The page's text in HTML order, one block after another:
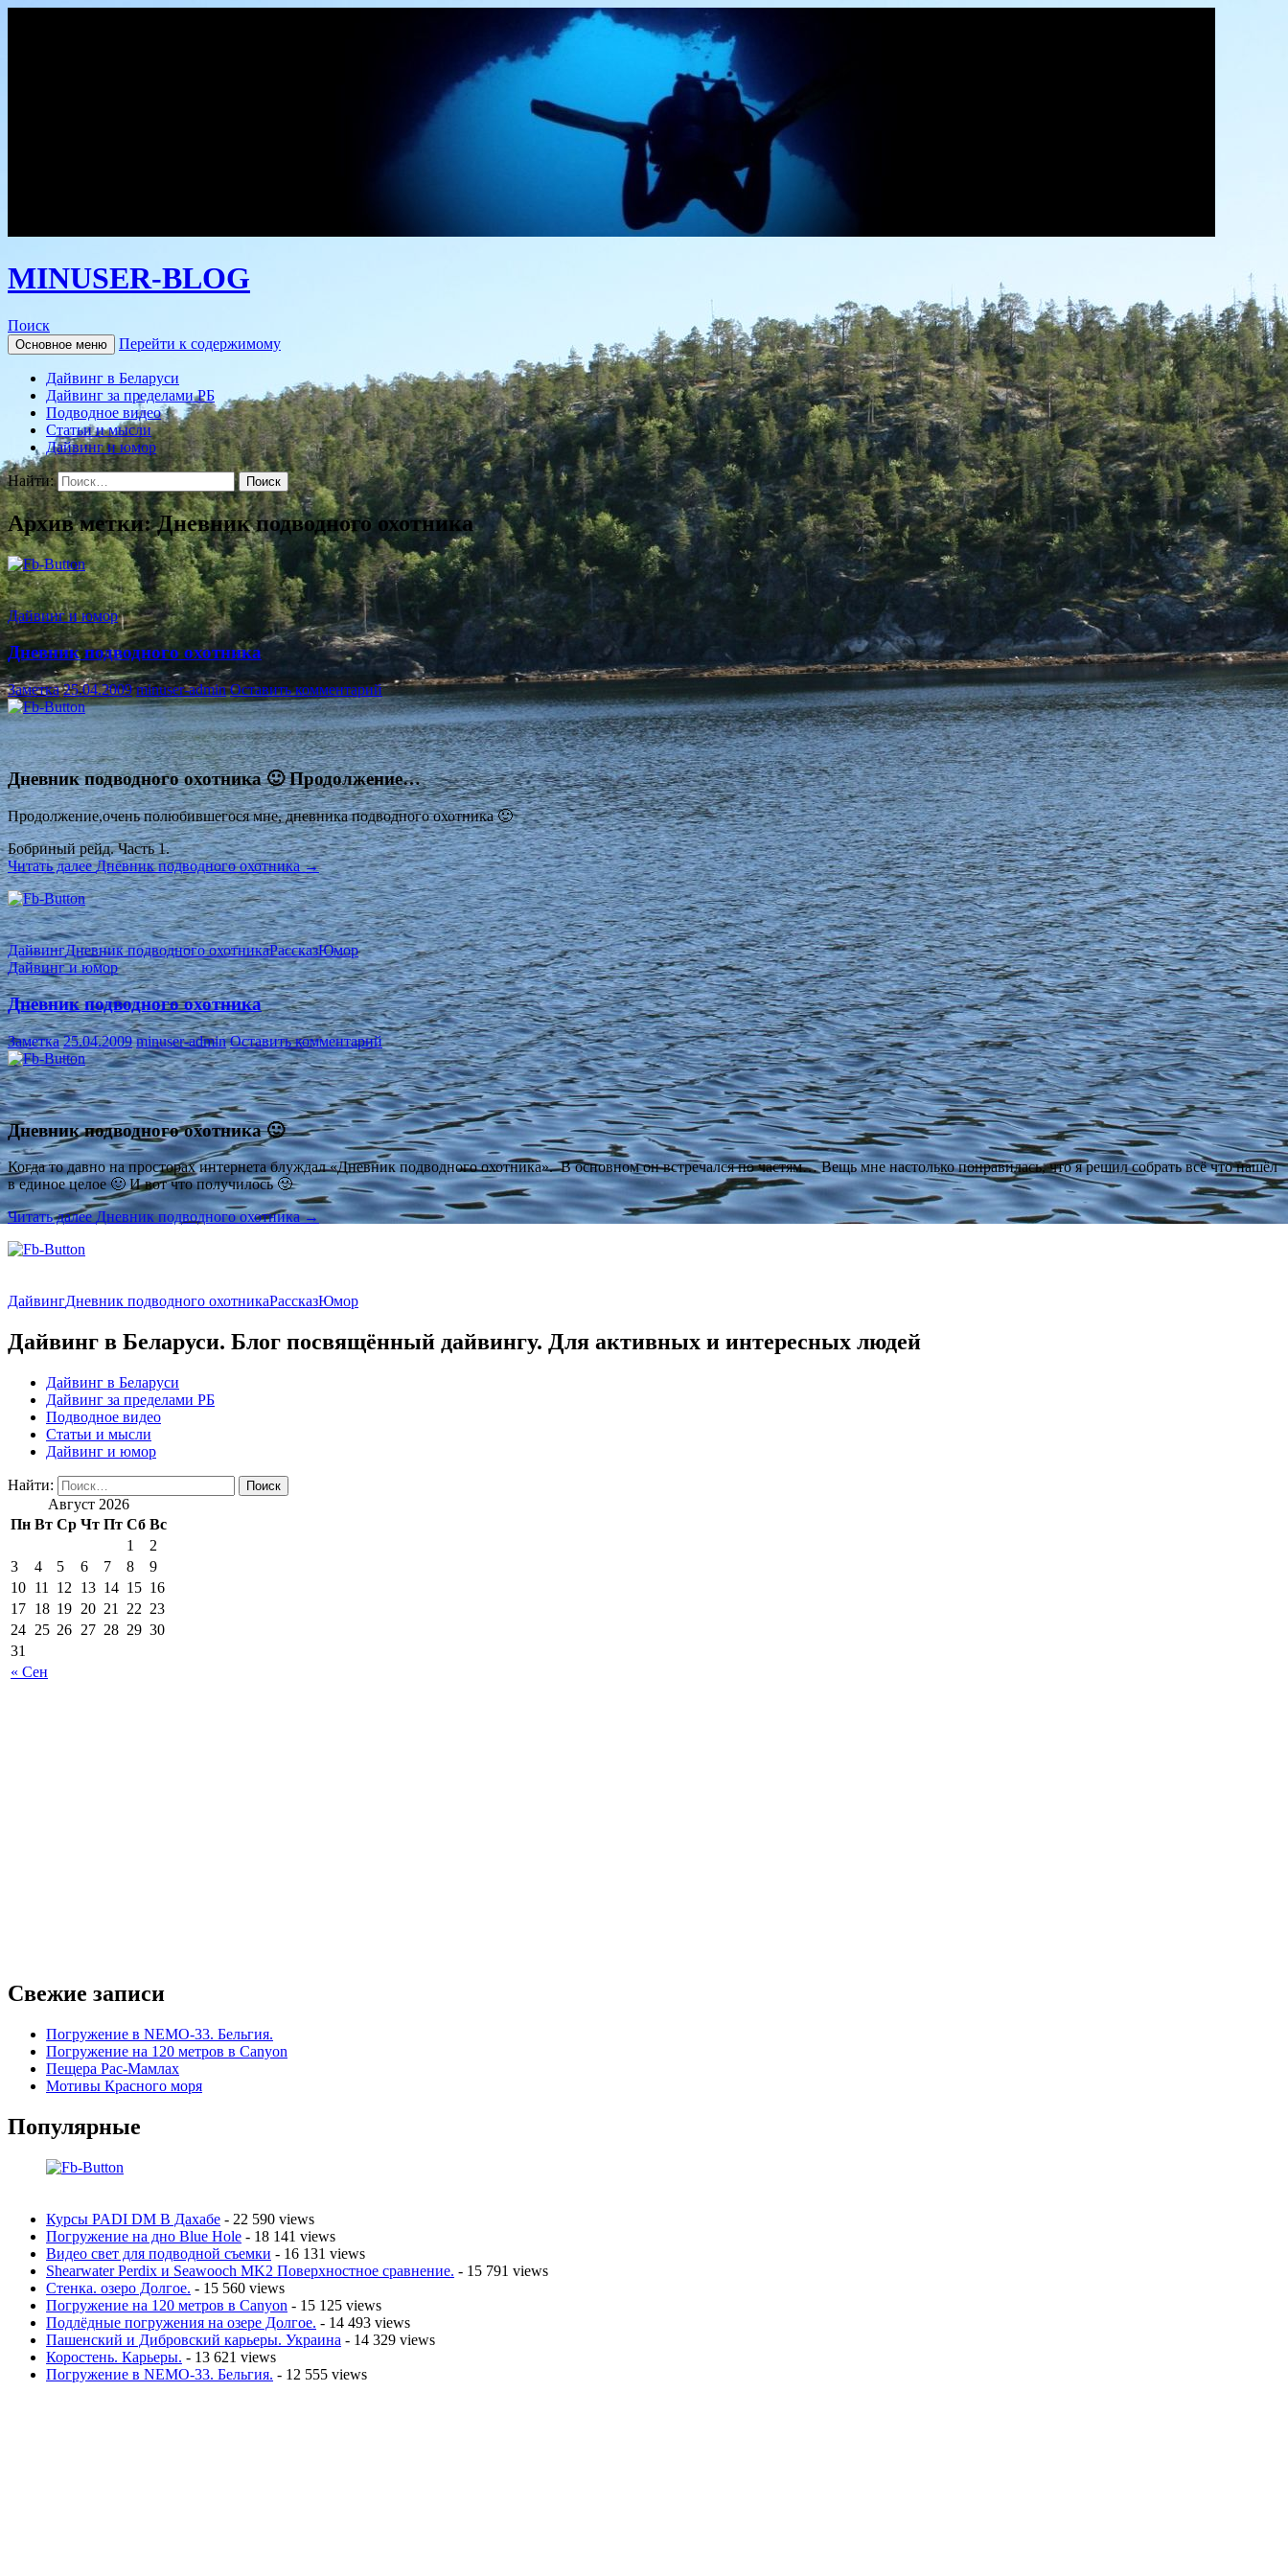
MINUSER-BLOG
Поиск
Основное меню Перейти к содержимому
Дайвинг в Беларуси
Дайвинг за пределами РБ
Подводное видео
Статьи и мысли
Дайвинг и юмор
Найти:
Архив метки: Дневник подводного охотника
Дайвинг и юмор
Дневник подводного охотника
Заметка 25.04.2009 minuser-admin Оставить комментарий
Дневник подводного охотника 🙂 Продолжение…
Продолжение,очень полюбившегося мне, дневника подводного охотника 🙂
Бобриный рейд. Часть 1.
Читать далееДневник подводного охотника →
ДайвингДневник подводного охотникаРассказЮмор
Дайвинг и юмор
Дневник подводного охотника
Заметка 25.04.2009 minuser-admin Оставить комментарий
Дневник подводного охотника 🙂
Когда то давно на просторах интернета блуждал «Дневник подводного охотника». В основном он встречался по частям… Вещь мне настолько понравилась, что я решил собрать всё что нашёл
в единое целое 🙂 И вот что получилось 🙂
Читать далееДневник подводного охотника →
ДайвингДневник подводного охотникаРассказЮмор
Дайвинг в Беларуси. Блог посвящённый дайвингу. Для активных и интересных людей
Дайвинг в Беларуси
Дайвинг за пределами РБ
Подводное видео
Статьи и мысли
Дайвинг и юмор
Найти:
Август 2026
Пн Вт Ср Чт Пт Сб Вс
« Сен
1
2
3
4 5 6 7 8
9
10 11 12 13 14 15 16
17 18 19 20 21 22 23
24 25 26 27 28 29 30
31
Свежие записи
Погружение в NEMO-33. Бельгия.
Погружение на 120 метров в Canyon
Пещера Рас-Мамлах
Мотивы Красного моря
Популярные
Курсы PADI DM В Дахабе - 22 590 views
Погружение на дно Blue Hole - 18 141 views
Видео свет для подводной съемки - 16 131 views
Shearwater Perdix и Seawooch MK2 Поверхностное сравнение. - 15 791 views
Стенка. озеро Долгое. - 15 560 views
Погружение на 120 метров в Canyon - 15 125 views
Подлёдные погружения на озере Долгое. - 14 493 views
Пашенский и Дибровский карьеры. Украина - 14 329 views
Коростень. Карьеры. - 13 621 views
Погружение в NEMO-33. Бельгия. - 12 555 views